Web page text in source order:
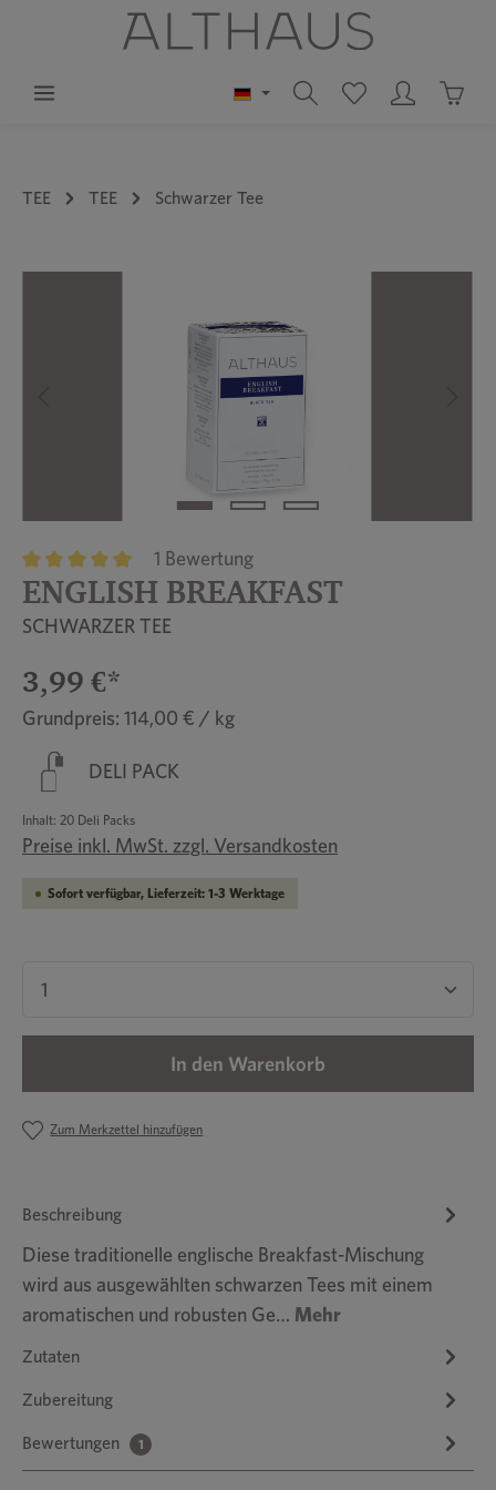
TEE TEE Schwarzer Tee
Durchschnittliche Bewertung von 5 von 5 Sternen
1 Bewertung
ENGLISH BREAKFAST
SCHWARZER TEE
3,99 €*
Grundpreis: 114,00 € / kg
DELI PACK
Inhalt: 20 Deli Packs
Preise inkl. MwSt. zzgl. Versandkosten
Sofort verfügbar, Lieferzeit: 1-3 Werktage
Produkt Anzahl: Gib den gewünschten Wert
In den Warenkorb
Zum Merkzettel hinzufügen
Beschreibung
Diese traditionelle englische Breakfast-Mischung
wird aus ausgewählten schwarzen Tees mit einem
aromatischen und robusten Ge… Mehr
Zutaten
Zubereitung
Bewertungen 1